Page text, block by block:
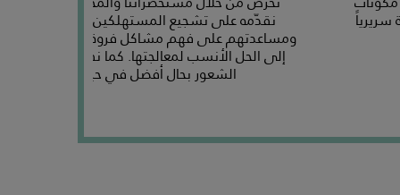
نقدّمه على تشجيع المستهلكين للعناية بفروة
ومساعدتهم على فهم مشاكل فروة الرأس والشعر
إلى الحل الأنسب لمعالجتها. كما نفتخر
الشعور بحال أفضل في حياتهم اليومية